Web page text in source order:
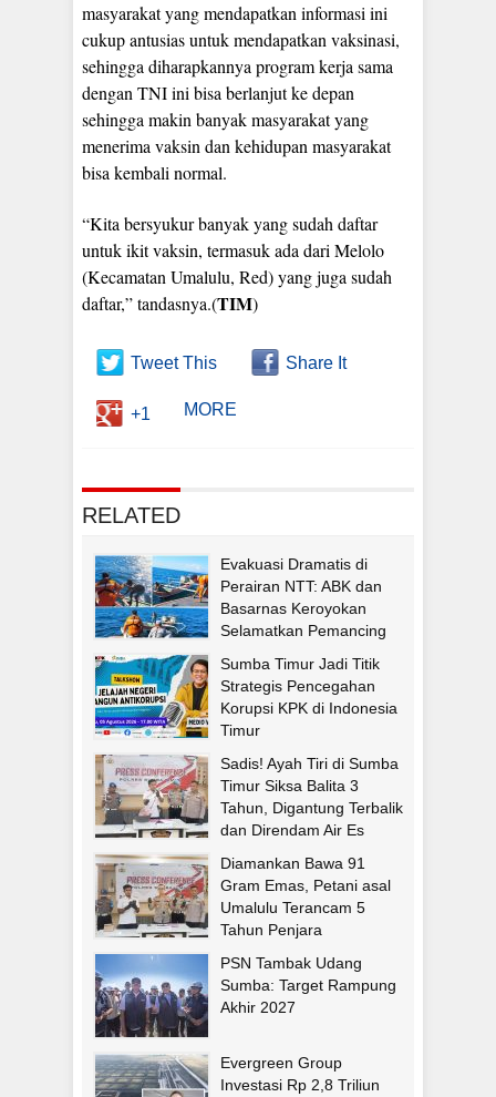
masyarakat yang mendapatkan informasi ini
cukup antusias untuk mendapatkan vaksinasi,
sehingga diharapkannya program kerja sama
dengan TNI ini bisa berlanjut ke depan
sehingga makin banyak masyarakat yang
menerima vaksin dan kehidupan masyarakat
bisa kembali normal.
“Kita bersyukur banyak yang sudah daftar
untuk ikit vaksin, termasuk ada dari Melolo
(Kecamatan Umalulu, Red) yang juga sudah
daftar,” tandasnya.(TIM)
Tweet This Share It
+1 MORE
RELATED
Evakuasi Dramatis di
Perairan NTT: ABK dan
Basarnas Keroyokan
Selamatkan Pemancing
Sumba Timur Jadi Titik
Strategis Pencegahan
Korupsi KPK di Indonesia
Timur
Sadis! Ayah Tiri di Sumba
Timur Siksa Balita 3
Tahun, Digantung Terbalik
dan Direndam Air Es
Diamankan Bawa 91
Gram Emas, Petani asal
Umalulu Terancam 5
Tahun Penjara
PSN Tambak Udang
Sumba: Target Rampung
Akhir 2027
Evergreen Group
Investasi Rp 2,8 Triliun